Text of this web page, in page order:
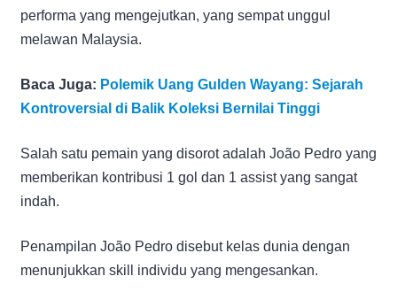
performa yang mengejutkan, yang sempat unggul
melawan Malaysia.
Baca Juga: Polemik Uang Gulden Wayang: Sejarah
Kontroversial di Balik Koleksi Bernilai Tinggi
Salah satu pemain yang disorot adalah João Pedro yang
memberikan kontribusi 1 gol dan 1 assist yang sangat
indah.
Penampilan João Pedro disebut kelas dunia dengan
menunjukkan skill individu yang mengesankan.